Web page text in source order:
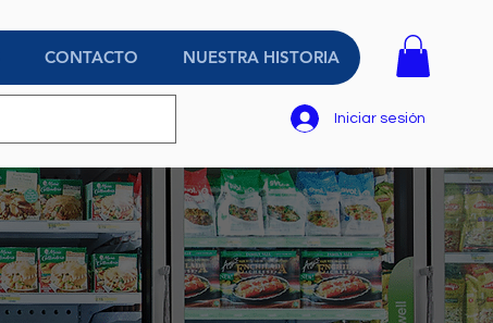
CONTACTO NUESTRA HISTORIA
Iniciar sesión